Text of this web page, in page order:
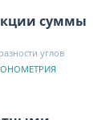
суммы
углов